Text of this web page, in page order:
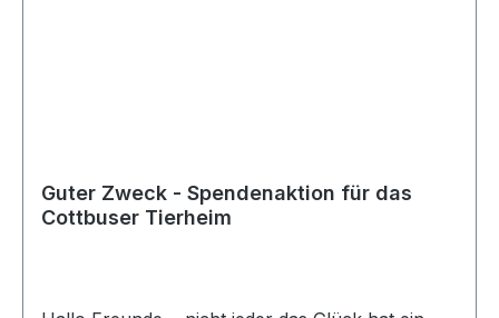
Guter Zweck - Spendenaktion für das
Cottbuser Tierheim